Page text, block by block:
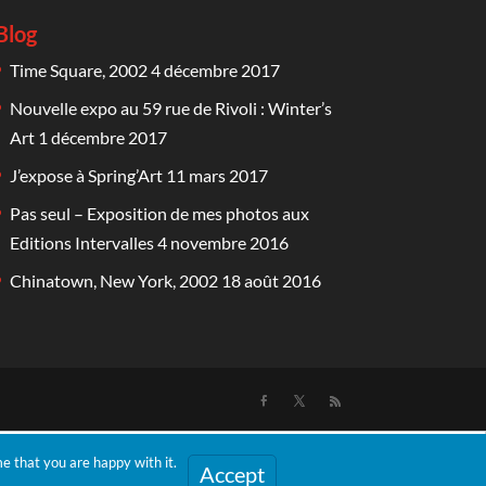
Time Square, 20024 décembre 2017
Nouvelle expo au 59 rue de Rivoli : Winter’s
Art 1 décembre 2017
J’expose à Spring’Art 11 mars 2017
Pas seul – Exposition de mes photos aux
Editions Intervalles4 novembre 2016
Chinatown, New York, 2002 18 août 2016
that you are happy with it. Accept